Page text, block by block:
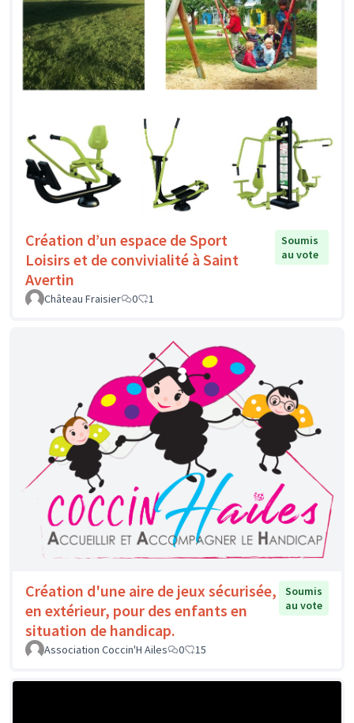
Création d’un espace de Sport
Loisirs et de convivialité à Saint
Avertin
Soumis
au vote
Château Fraisier 0 1
Création d'une aire de jeux sécurisée,
en extérieur, pour des enfants en
situation de handicap.
Soumis
au vote
Association Coccin'H Ailes 0 15